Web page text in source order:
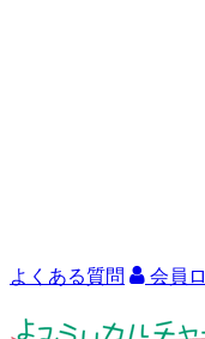
よくある質問 会員